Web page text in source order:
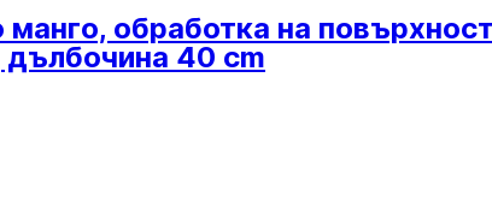
oбработка на
дълбочина 40 cm